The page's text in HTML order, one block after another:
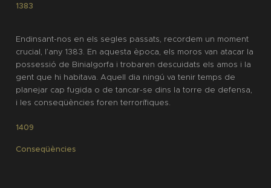
1383
Endinsant-nos en els segles passats, recordem un moment
crucial, l’any 1383. En aquesta època, els moros van atacar la
possessió de Binialgorfa i trobaren descuidats els amos i la
gent que hi habitava. Aquell dia ningú va tenir temps de
planejar cap fugida o de tancar-se dins la torre de defensa,
i les conseqüències foren terrorífiques.
1409
Conseqüències